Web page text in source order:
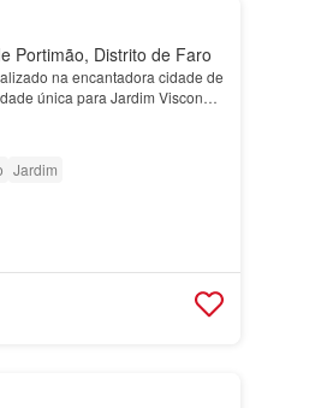
Portimão, Distrito de Faro
na encantadora cidade de
única para Jardim Visconde
Jardim